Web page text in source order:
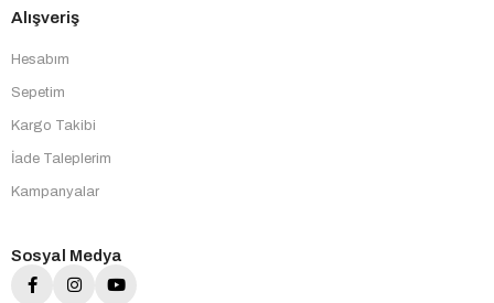
Alışveriş
Hesabım
Sepetim
Kargo Takibi
İade Taleplerim
Kampanyalar
Sosyal Medya